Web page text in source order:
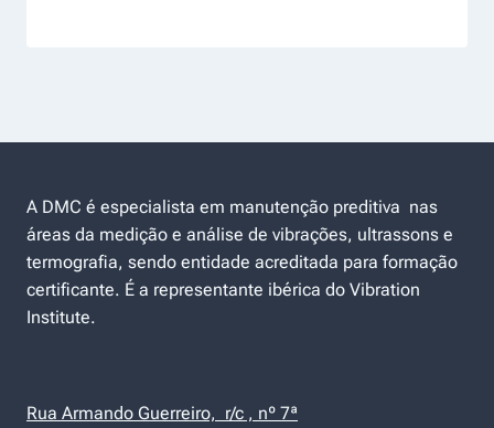
A DMC é especialista em manutenção preditiva nas
áreas da medição e análise de vibrações, ultrassons e
termografia, sendo entidade acreditada para formação
certificante. É a representante ibérica do Vibration
Institute.
Rua Armando Guerreiro, r/c , nº 7ª